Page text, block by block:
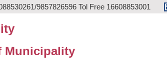
9857826596 Tol Free 16608853001
Municipality